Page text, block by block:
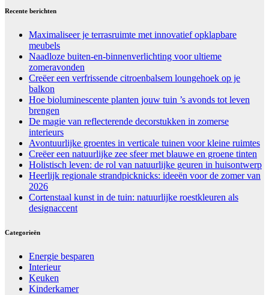
Recente berichten
Maximaliseer je terrasruimte met innovatief opklapbare
meubels
Naadloze buiten-en-binnenverlichting voor ultieme
zomeravonden
Creëer een verfrissende citroenbalsem loungehoek op je
balkon
Hoe bioluminescente planten jouw tuin ’s avonds tot leven
brengen
De magie van reflecterende decorstukken in zomerse
interieurs
Avontuurlijke groentes in verticale tuinen voor kleine ruimtes
Creëer een natuurlijke zee sfeer met blauwe en groene tinten
Holistisch leven: de rol van natuurlijke geuren in huisontwerp
Heerlijk regionale strandpicknicks: ideeën voor de zomer van
2026
Cortenstaal kunst in de tuin: natuurlijke roestkleuren als
designaccent
Categorieën
Energie besparen
Interieur
Keuken
Kinderkamer